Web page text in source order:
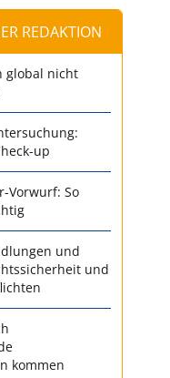
REDAKTION
global nicht
up
Vorwurf: So
und
und
kommen